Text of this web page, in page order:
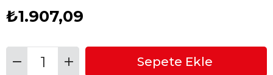
₺1.907,09